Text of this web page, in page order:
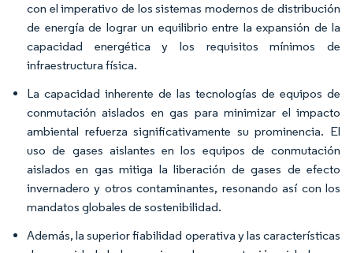
con el imperativo de los sistemas modernos de distribución
de energía de lograr un equilibrio entre la expansión de la
capacidad energética y los requisitos mínimos de
infraestructura física.
La capacidad inherente de las tecnologías de equipos de
conmutación aislados en gas para minimizar el impacto
ambiental refuerza significativamente su prominencia. El
uso de gases aislantes en los equipos de conmutación
aislados en gas mitiga la liberación de gases de efecto
invernadero y otros contaminantes, resonando así con los
mandatos globales de sostenibilidad.
Además, la superior fiabilidad operativa y las características